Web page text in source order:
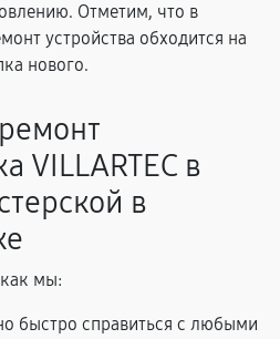
Отметим, что в
устройства обходится на
нового.
VILLARTEC в
в
мы:
быстро справиться с любыми